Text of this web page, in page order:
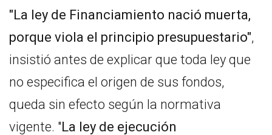
"La ley de Financiamiento nació muerta,
porque viola el principio presupuestario",
insistió antes de explicar que toda ley que
no especifica el origen de sus fondos,
queda sin efecto según la normativa
vigente. "La ley de ejecución